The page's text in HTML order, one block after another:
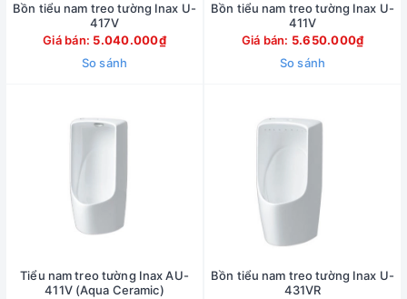
Bồn tiểu nam treo tường Inax U-
417V
Giá bán: 5.040.000₫
So sánh
Bồn tiểu nam treo tường Inax U-
411V
Giá bán: 5.650.000₫
So sánh
Tiểu nam treo tường Inax AU-
411V (Aqua Ceramic)
Bồn tiểu nam treo tường Inax U-
431VR